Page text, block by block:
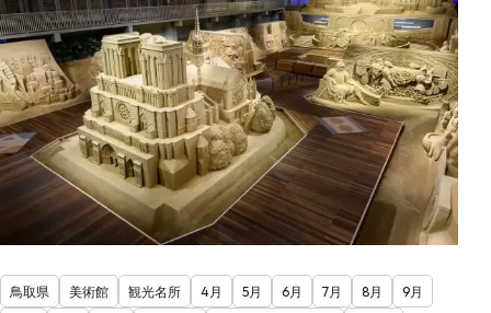
鳥取県 美術館 観光名所 4月 5月 6月 7月 8月
9月